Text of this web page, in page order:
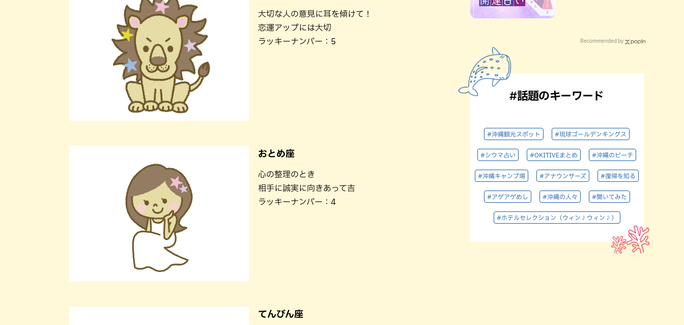
大切な人の意見に耳を傾けて！
恋運アップには大切
ラッキーナンバー：5
おとめ座
心の整理のとき
相手に誠実に向きあって吉
ラッキーナンバー：4
てんびん座
Recommended by
#話題のキーワード
#沖縄観光スポット #琉球ゴールデンキングス
#シウマ占い #OKITIVEまとめ #沖縄のビーチ
#沖縄キャンプ場 #アナウンサーズ #復帰を知る
#アゲアゲめし #沖縄の人々 #聞いてみた
#ホテルセレクション（ウィン♪ウィン♪）